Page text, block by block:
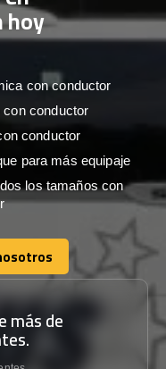
con conductor
conductor
conductor
para más equipaje
los tamaños con
más de